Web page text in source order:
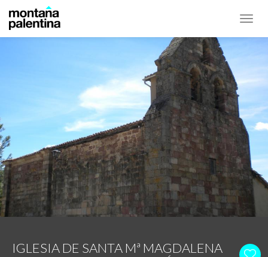
IGLESIA DE SANTA Mª MAGDALENA